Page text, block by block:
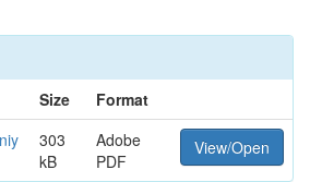
Size
Format
303
kB
Adobe
PDF
View/Open